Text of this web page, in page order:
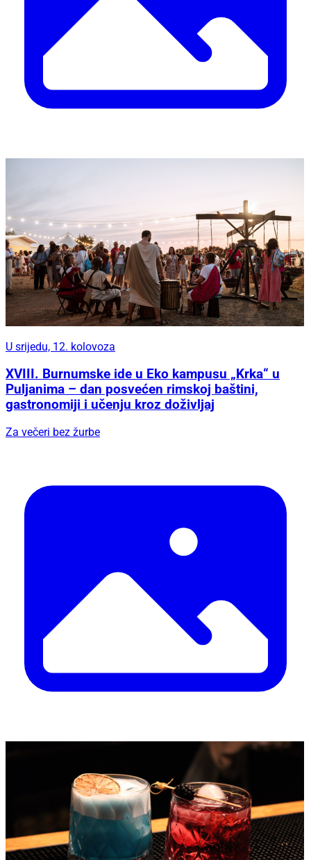
U srijedu, 12. kolovoza
XVIII. Burnumske ide u Eko kampusu „Krka“ u
Puljanima – dan posvećen rimskoj baštini,
gastronomiji i učenju kroz doživljaj
Za večeri bez žurbe